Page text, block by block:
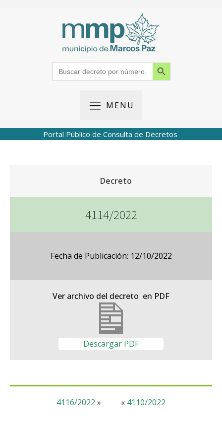
Search
for:
Search Button
MENU
Portal Público de Consulta de Decretos
Decreto
4114/2022
Fecha de Publicación: 12/10/2022
Ver archivo del decreto en PDF
Descargar PDF
« 4110/2022
4116/2022 »